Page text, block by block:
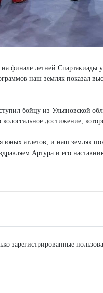
финале летней
наш земляк показал
бойцу из Ульяновской
достижение,
юных атлетов, и наш земляк
Артура и его
зарегистрированные